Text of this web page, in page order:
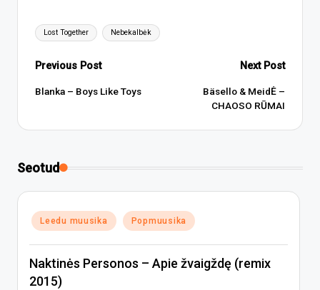
Tags:
Lost Together Nebekalbėk
Post
navigation
Previous Post
Blanka – Boys Like Toys
Next Post
Bäsello & MeidĖ –
CHAOSO RŪMAI
Seotud
Posted
in
Leedu muusika Popmuusika
Naktinės Personos – Apie žvaigždę (remix
2015)